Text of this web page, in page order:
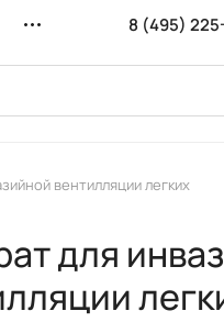
8 (495)
вентилляции легких
для